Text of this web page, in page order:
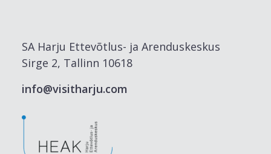
SA Harju Ettevõtlus- ja Arenduskeskus
Sirge 2, Tallinn 10618
info@visitharju.com